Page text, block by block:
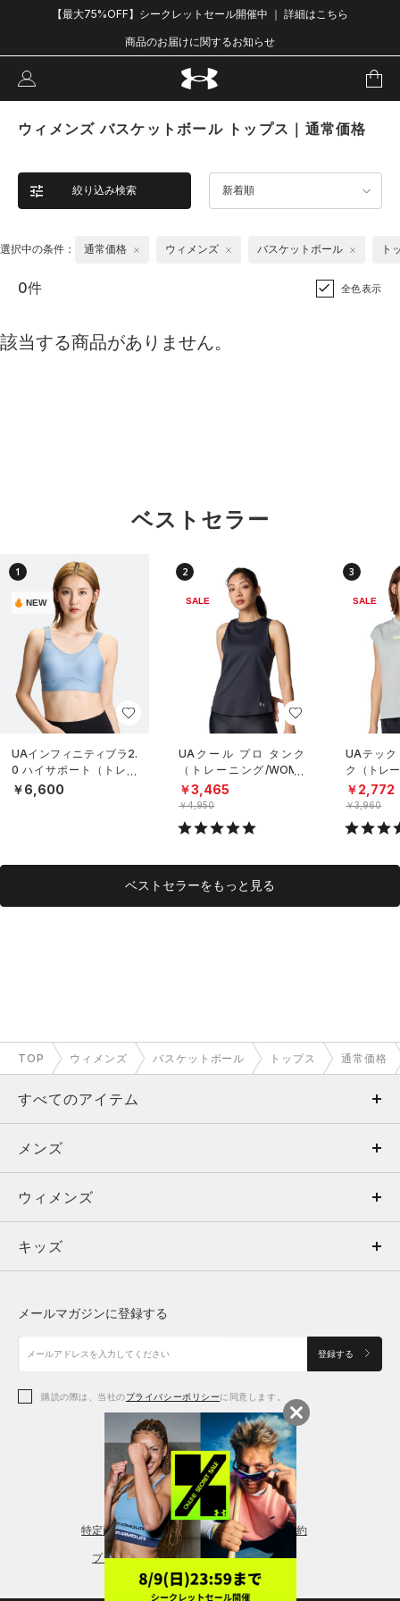
【最大75%OFF】シークレットセール開催中 ｜ 詳細はこちら
商品のお届けに関するお知らせ
ウィメンズ バスケットボール トップス｜通常価格
絞り込み検索 新着順
選択中の条件： 通常価格 ウィメンズ バスケットボール ト
0件 全色表示
該当する商品がありません。
ベストセラー
1
NEW
UAインフィニティブラ2.
0 ハイサポート（トレー
ニング/WOMEN）
￥6,600
2
SALE
UAクール プロ タンク
（トレーニング/WOME
N）
￥3,465
￥4,950
3
SALE
UAテック
ク（トレ
N）
￥2,772
￥3,960
ベストセラーをもっと見る
TOP ウィメンズ バスケットボール トップス 通常価格
すべてのアイテム
メンズ
ウィメンズ
キッズ
アクセサリー
メンズ
トップス
ボトムス
アクセサリー
ウィメンズ
トップス
シューズ
アクセサリー
レギンス＆タイツ
キッズ
シューズ
メールマガジンに登録する
登録する
購読の際は、当社のプライバシーポリシーに同意します。
特定商取引法に基づく通販の表記 会員規約
プライバシーポリシー